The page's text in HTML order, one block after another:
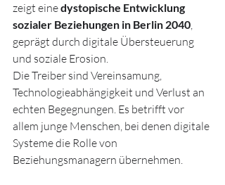
zeigt eine dystopische Entwicklung
sozialer Beziehungen in Berlin 2040,
geprägt durch digitale Übersteuerung
und soziale Erosion.
Die Treiber sind Vereinsamung,
Technologieabhängigkeit und Verlust an
echten Begegnungen. Es betrifft vor
allem junge Menschen, bei denen digitale
Systeme die Rolle von
Beziehungsmanagern übernehmen.